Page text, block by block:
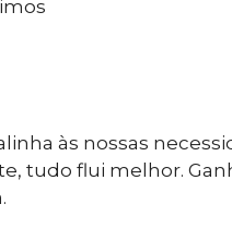
às nossas
tudo flui melhor.